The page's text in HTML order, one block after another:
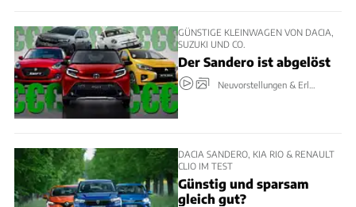
GÜNSTIGE KLEINWAGEN VON DACIA,
SUZUKI UND CO.
Der Sandero ist abgelöst
Neuvorstellungen & Erlkönige
DACIA SANDERO, KIA RIO & RENAULT
CLIO IM TEST
Günstig und sparsam
gleich gut?